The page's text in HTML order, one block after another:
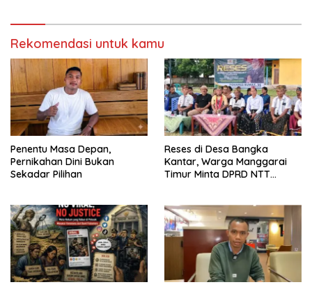
Rekomendasi untuk kamu
Penentu Masa Depan,
Pernikahan Dini Bukan
Sekadar Pilihan
Reses di Desa Bangka
Kantar, Warga Manggarai
Timur Minta DPRD NTT
Bersubsidi Bagi Penunggak
Pajak